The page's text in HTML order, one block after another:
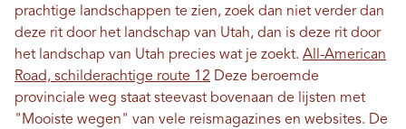
prachtige landschappen te zien, zoek dan niet verder dan
deze rit door het landschap van Utah, dan is deze rit door
het landschap van Utah precies wat je zoekt. All-American
Road, schilderachtige route 12 Deze beroemde
provinciale weg staat steevast bovenaan de lijsten met
"Mooiste wegen" van vele reismagazines en websites. De